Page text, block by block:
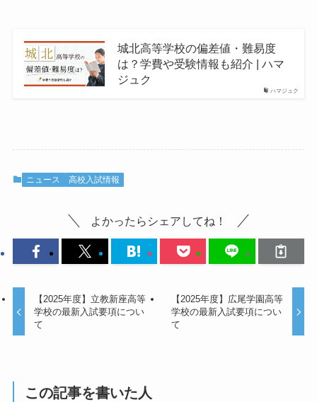
ハマジュク
城北高等学校の偏差値・難易度
は？学費や受験情報も紹介 | ハマ
ジュク
ニュース 高校入試情報
よかったらシェアしてね！
【2025年度】立教新座高等
学校の最新入試要項につい
て
【2025年度】広尾学園高等
学校の最新入試要項につい
て
この記事を書いた人